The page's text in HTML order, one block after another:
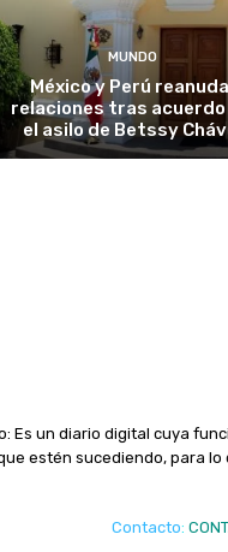
MUNDO
México y Perú
relaciones tras acuerdo
el asilo de Betssy
Es un diario digital cuya
estén sucediendo, para
Contacto: